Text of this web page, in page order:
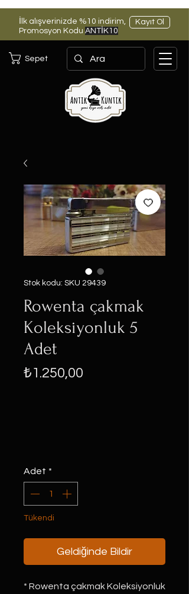
İlk alışverinizde %10 indirim,
Promosyon Kodu ANTİK10
Kayıt Ol
Sepet
Stok kodu: SKU 29439
Rowenta çakmak
Koleksiyonluk 5
Adet
₺1.250,00
Adet *
Tükendi
Geldiğinde Bildir
* Rowenta çakmak Koleksiyonluk